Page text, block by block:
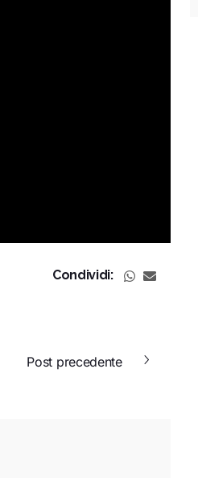
Condividi:
Post precedente